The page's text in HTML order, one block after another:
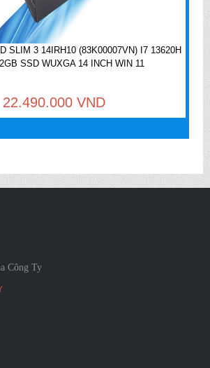
SLIM 3 14IRH10 (83K00007VN) I7 13620H
SSD WUXGA 14 INCH WIN 11
22.490.000 VND
Công Ty